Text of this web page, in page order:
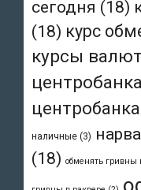
сегодня (18)
(18) курс
курсы
центробанка
наличные (3)
(18) обменять гривны